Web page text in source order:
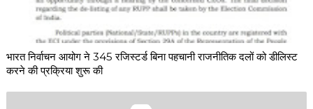
भारत निर्वाचन आयोग ने 345 रजिस्टर्ड बिना पहचानी राजनीतिक दलों को डीलिस्ट
करने की प्रक्रिया शुरू की